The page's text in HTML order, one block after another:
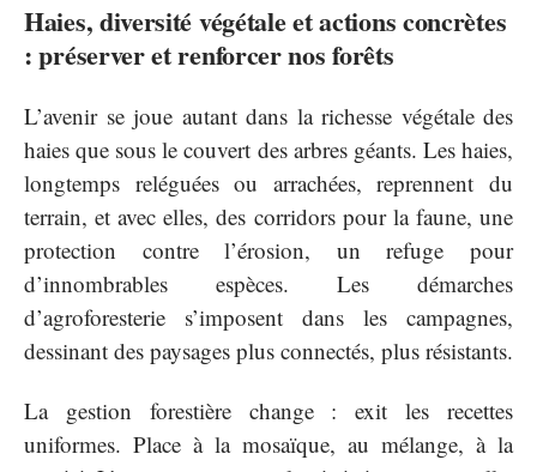
Haies, diversité végétale et actions concrètes
: préserver et renforcer nos forêts
L’avenir se joue autant dans la richesse végétale des
haies que sous le couvert des arbres géants. Les haies,
longtemps reléguées ou arrachées, reprennent du
terrain, et avec elles, des corridors pour la faune, une
protection contre l’érosion, un refuge pour
d’innombrables espèces. Les démarches
d’agroforesterie s’imposent dans les campagnes,
dessinant des paysages plus connectés, plus résistants.
La gestion forestière change : exit les recettes
uniformes. Place à la mosaïque, au mélange, à la